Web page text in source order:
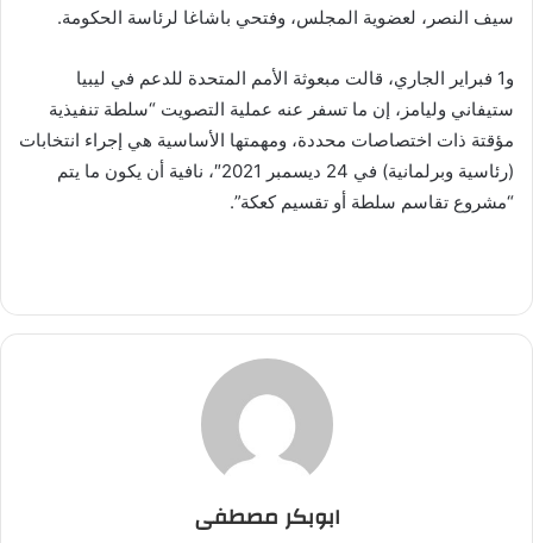
سيف النصر، لعضوية المجلس، وفتحي باشاغا لرئاسة الحكومة.
و1 فبراير الجاري، قالت مبعوثة الأمم المتحدة للدعم في ليبيا
ستيفاني وليامز، إن ما تسفر عنه عملية التصويت “سلطة تنفيذية
مؤقتة ذات اختصاصات محددة، ومهمتها الأساسية هي إجراء انتخابات
(رئاسية وبرلمانية) في 24 ديسمبر 2021″، نافية أن يكون ما يتم
“مشروع تقاسم سلطة أو تقسيم كعكة”.
ابوبكر مصطفى